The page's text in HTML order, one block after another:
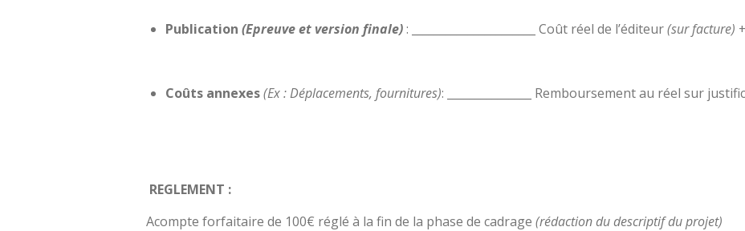
Publication (Epreuve et version finale): ______________________ Coût réel de l’éditeur(sur facture)
Coûts annexes(Ex : Déplacements, fournitures): _______________ Remboursement au réel sur
REGLEMENT :
Acompte forfaitaire de 100€ réglé à la fin de la phase de cadrage (rédaction du descriptif du projet)